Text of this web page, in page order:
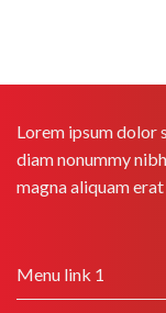
Lorem ipsum dolor
diam nonummy
magna aliquam
Menu link 1